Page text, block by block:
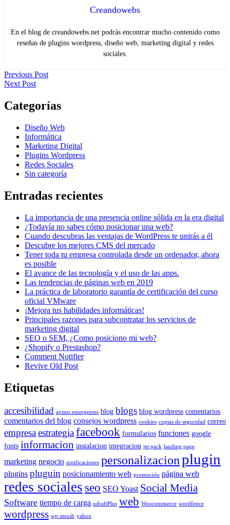
Creandowebs
En el blog de creandowebs.net podrás encontrar mucho contenido como
reseñas de plugins wordpress, diseño web, marketing digital y redes
sociales.
Navegación
de
entradas
Previous PostPrevious
Next PostNext
Categorías
Diseño Web
Informática
Marketing Digital
Plugins Wordpress
Redes Sociales
Sin categoría
Entradas recientes
La importancia de una presencia online sólida en la era digital
¿Todavía no sabes cómo posicionar una web?
Cuando descubras las ventajas de WordPress te unirás a él
Descubre los mejores CMS del mercado
Tener toda tu empresa controlada desde un ordenador, ahora
es posible
El avance de las tecnología y el uso de las apps.
Las tendencias de páginas web en 2019
La práctica de laboratorio garantía de certificación del curso
oficial VMware
¡Mejora tus habilidades informáticas!
Principales razones para subcontratar los servicios de
marketing digital
SEO o SEM, ¿Como posiciono mi web?
¿Shopify o Prestashop?
Comment Notifier
Revive Old Post
Etiquetas
accesibilidad avisos emergentes blog blogs blog wordpress comentarios
comentarios del blog consejos wordpress cookies copias de seguridad correo
empresaestrategiafacebook formularios funciones google
fonts informacion instalacion integracion jet pack landing page
marketing negocio notificaciones personalizacionplugin
plugins pluguin posicionamiento web promoción página web
redes sociales seo SEO Yoast Social Media
Software tiempo de carga udraftPlus web Woocommerce wordfence
wordpress wp smush yahoo